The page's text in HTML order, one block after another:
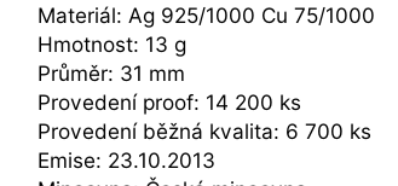
Materiál: Ag 925/1000 Cu 75/1000
Hmotnost: 13 g
Průměr: 31 mm
Provedení proof: 14 200 ks
Provedení běžná kvalita: 6 700 ks
Emise: 23.10.2013